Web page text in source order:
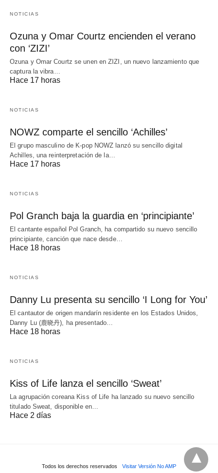
NOTICIAS
Ozuna y Omar Courtz encienden el verano
con ‘ZIZI’
Ozuna y Omar Courtz se unen en ZIZI, un nuevo lanzamiento que
captura la vibra…
Hace 17 horas
NOTICIAS
NOWZ comparte el sencillo ‘Achilles’
El grupo masculino de K-pop NOWZ lanzó su sencillo digital
Achilles, una reinterpretación de la…
Hace 17 horas
NOTICIAS
Pol Granch baja la guardia en ‘principiante’
El cantante español Pol Granch, ha compartido su nuevo sencillo
principiante, canción que nace desde…
Hace 18 horas
NOTICIAS
Danny Lu presenta su sencillo ‘I Long for You’
El cantautor de origen mandarín residente en los Estados Unidos,
Danny Lu (鹿晓丹), ha presentado…
Hace 18 horas
NOTICIAS
Kiss of Life lanza el sencillo ‘Sweat’
La agrupación coreana Kiss of Life ha lanzado su nuevo sencillo
titulado Sweat, disponible en…
Hace 2 días
Todos los derechos reservados Visitar Versión No AMP